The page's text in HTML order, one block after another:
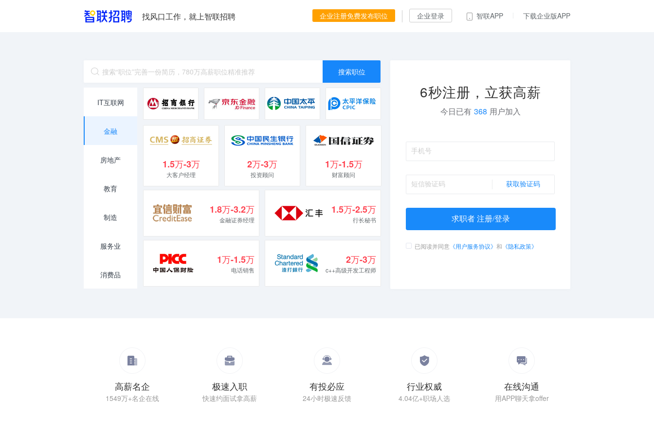
找风口工作，就上智联招聘 智联APP 下载企业版APP
企业注册免费发布职位 企业登录
搜索职位
IT互联网
金融
房地产
教育
制造
服务业
消费品
1.5万-3万
大客户经理
2万-3万
投资顾问
1万-1.5万
财富顾问
1.8万-3.2万
金融证券经理
1.5万-2.5万
行长秘书
1万-1.5万
电话销售
2万-3万
c++高级开发工程师
6秒注册，立获高薪
今日已有 368 用户加入
获取验证码
求职者 注册/登录
已阅读并同意 《用户服务协议》 和 《隐私政策》
高薪名企
1549万+名企在线
极速入职
快速约面试拿高薪
有投必应
24小时极速反馈
行业权威
4.04亿+职场人选
在线沟通
用APP聊天拿offer